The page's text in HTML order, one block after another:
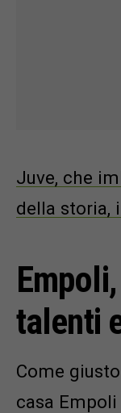
Juve, che
della storia,
talenti
Come
casa